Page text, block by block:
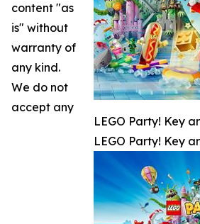
LEGO Party! Key
LEGO Party! Key
content "as
is" without
warranty of
any kind.
We do not
accept any